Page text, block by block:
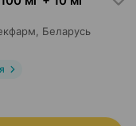
, Беларусь